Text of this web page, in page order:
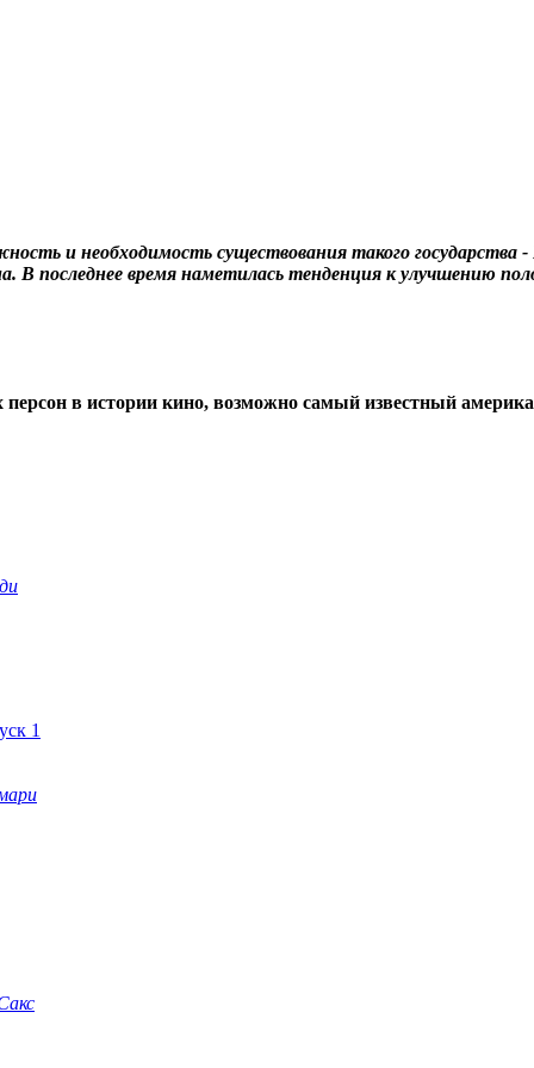
и необходимость существования такого государства
В последнее время наметилась тенденция к улучшению
в истории кино, возможно самый известный
1